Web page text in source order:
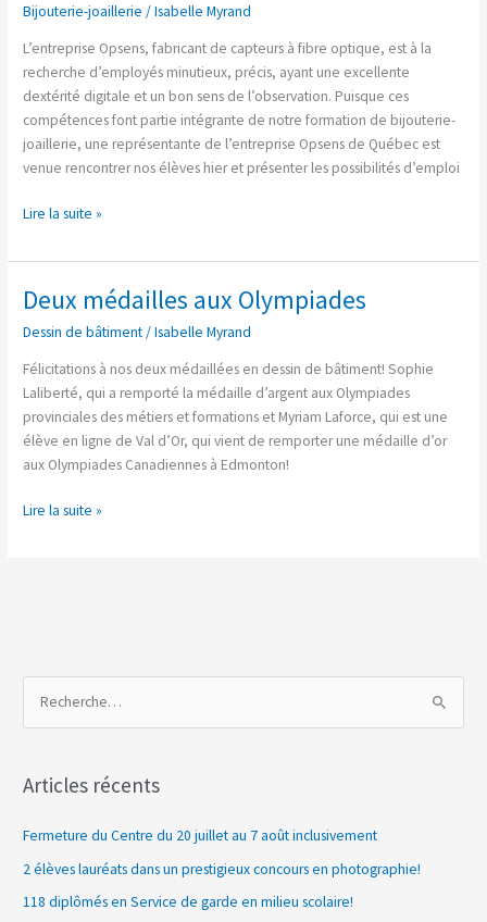
Bijouterie-joaillerie /Isabelle Myrand
L’entreprise Opsens, fabricant de capteurs à fibre optique, est à la
recherche d’employés minutieux, précis, ayant une excellente
dextérité digitale et un bon sens de l’observation. Puisque ces
compétences font partie intégrante de notre formation de bijouterie-
joaillerie, une représentante de l’entreprise Opsens de Québec est
venue rencontrer nos élèves hier et présenter les possibilités d’emploi
pour
diplômés
joaillerie
Lire la suite »
Deux médailles aux Olympiades
Dessin de bâtiment/Isabelle Myrand
Félicitations à nos deux médaillées en dessin de bâtiment! Sophie
Laliberté, qui a remporté la médaille d’argent aux Olympiades
provinciales des métiers et formations et Myriam Laforce, qui est une
élève en ligne de Val d’Or, qui vient de remporter une médaille d’or
aux Olympiades Canadiennes à Edmonton!
Deux
aux
Olympiades
Lire la suite »
h
h
Articles récents
Fermeture du Centre du 20 juillet au 7 août inclusivement
2 élèves lauréats dans un prestigieux concours en photographie!
118 diplômés en Service de garde en milieu scolaire!